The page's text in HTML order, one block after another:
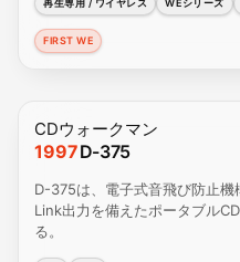
再生専用 / ワイヤレス WEシリーズ
FIRST WE
CDウォークマン
1997D-375
D-375は、電子式音飛び防止機
Link出力を備えたポータブル
る。